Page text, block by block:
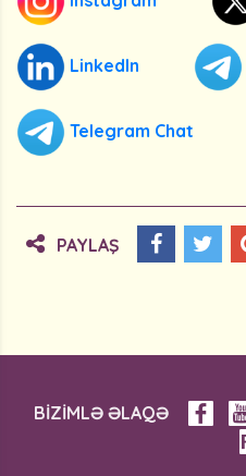
LinkedIn
Telegram Chat
PAYLAŞ
BİZİMLƏ ƏLAQƏ